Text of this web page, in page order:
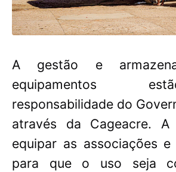
A gestão e
equipamentos
responsabilidade do
através da Cageacre.
equipar as associações e
para que o uso seja